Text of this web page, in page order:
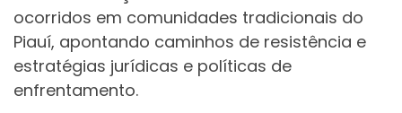
ocorridos em comunidades tradicionais do
Piauí, apontando caminhos de resistência e
estratégias jurídicas e políticas de
enfrentamento.